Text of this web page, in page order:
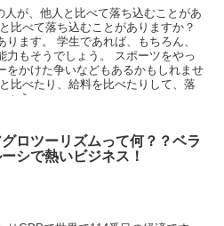
が、他人と比べて落ち込むことがあ
比べて落ち込むことがありますか？
ます。 学生であれば、もちろん、
力もそうでしょう。 スポーツをやっ
をかけた争いなどもあるかもしれませ
比べたり、給料を比べたりして、落
う。
グロツーリズムって何？？ベラ
シで熱いビジネス！